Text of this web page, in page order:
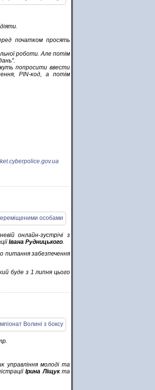
початком просять
роботи. Але потім
попросити ввести
PIN-код, а потім
онлайн-зустрічі з
Івана Рудницького.
питання забезпечення
буде з 1 липня цього
управління молоді та
Ірина Ліщукта